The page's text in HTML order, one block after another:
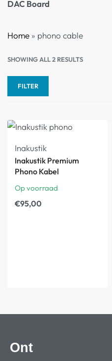
DAC Board
Home » phono cable
SHOWING ALL 2 RESULTS
FILTER
Inakustik
Inakustik Premium
Phono Kabel
Op voorraad
€95,00
Ont